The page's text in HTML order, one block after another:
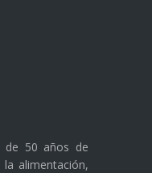
de 50 años de
alimentación,